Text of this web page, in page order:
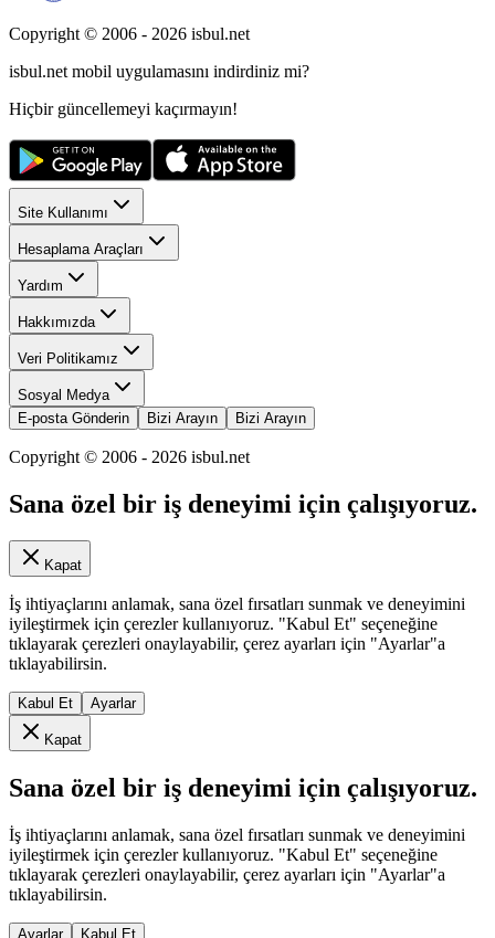
Copyright © 2006 - 2026 isbul.net
isbul.net mobil uygulamasını indirdiniz mi?
Hiçbir güncellemeyi kaçırmayın!
Site Kullanımı
Hesaplama Araçları
Yardım
Hakkımızda
Veri Politikamız
Sosyal Medya
E-posta Gönderin
Bizi Arayın Bizi Arayın
Copyright © 2006 - 2026 isbul.net
Sana özel bir iş deneyimi için çalışıyoruz.
Kapat
İş ihtiyaçlarını anlamak, sana özel fırsatları sunmak ve deneyimini
iyileştirmek için çerezler kullanıyoruz. "Kabul Et" seçeneğine
tıklayarak çerezleri onaylayabilir, çerez ayarları için "Ayarlar"a
tıklayabilirsin.
Kabul Et Ayarlar
Kapat
Sana özel bir iş deneyimi için çalışıyoruz.
İş ihtiyaçlarını anlamak, sana özel fırsatları sunmak ve deneyimini
iyileştirmek için çerezler kullanıyoruz. "Kabul Et" seçeneğine
tıklayarak çerezleri onaylayabilir, çerez ayarları için "Ayarlar"a
tıklayabilirsin.
Ayarlar Kabul Et